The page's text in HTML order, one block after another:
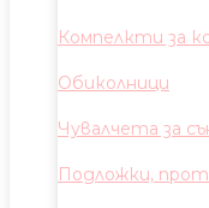
Компелкти за
Обиколници
Чувалчета за
Подложки,